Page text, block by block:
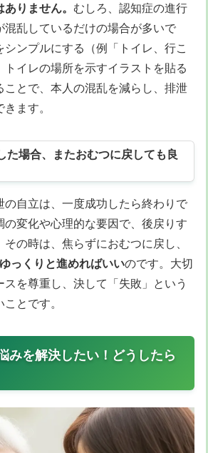
りません。 むしろ、認知症の進行
混乱しているだけの場合が多いで
ンプルにする（例「トイレ、行こ
トイレの場所を示すイラストを貼る
ことで、本人の混乱を減らし、排泄
ます。
た場合、またおむつに戻しても良
の自立は、一度成功したら終わりで
の変化や心理的な要因で、後戻りす
の時は、焦らずにおむつに戻し、
っくりと進めればいいのです。大切
を尊重し、決して「失敗」という
とです。
みを解決したい！どうしたら